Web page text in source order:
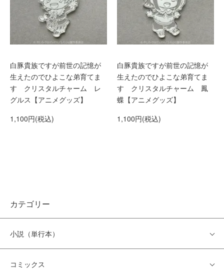
白豚貴族ですが前世の記憶が
生えたのでひよこな弟育てま
す クリスタルチャーム レ
グルス【アニメグッズ】
1,100円(税込)
白豚貴族ですが前世の記憶が
生えたのでひよこな弟育てま
す クリスタルチャーム 鳳
蝶【アニメグッズ】
1,100円(税込)
カテゴリー
小説（単行本）
コミックス